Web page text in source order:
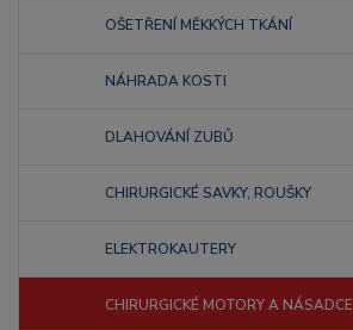
OŠETŘENÍ MĚKKÝCH TKÁNÍ
NÁHRADA KOSTI
DLAHOVÁNÍ ZUBŮ
CHIRURGICKÉ SAVKY, ROUŠKY
ELEKTROKAUTERY
CHIRURGICKÉ MOTORY A NÁSADCE